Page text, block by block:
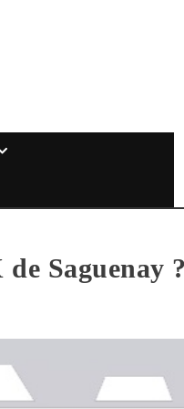
Saguenay